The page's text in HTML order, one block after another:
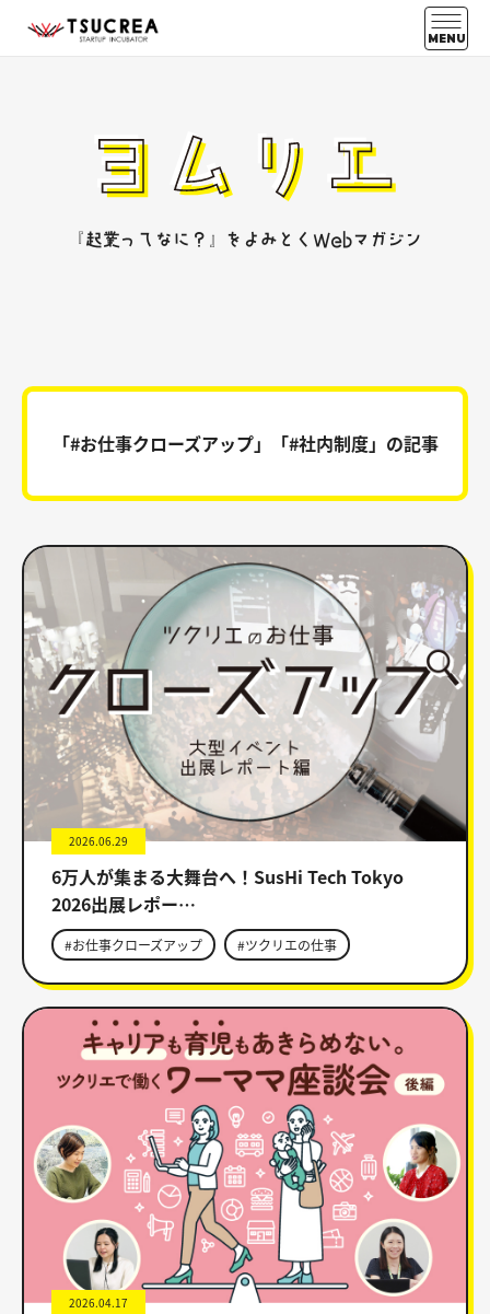
MENU
『起業ってなに？』をよみとくWebマガジン
「#お仕事クローズアップ」「#社内制度」の記事
2026.06.29
6万人が集まる大舞台へ！SusHi Tech Tokyo
2026出展レポー…
#お仕事クローズアップ #ツクリエの仕事
2026.04.17